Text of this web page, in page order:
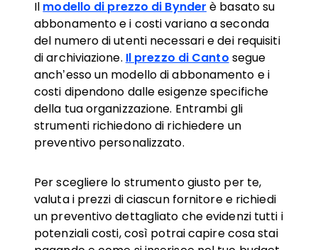
Il modello di prezzo di Bynder è basato su
abbonamento e i costi variano a seconda
del numero di utenti necessari e dei requisiti
di archiviazione. Il prezzo di Canto segue
anch’esso un modello di abbonamento e i
costi dipendono dalle esigenze specifiche
della tua organizzazione. Entrambi gli
strumenti richiedono di richiedere un
preventivo personalizzato.
Per scegliere lo strumento giusto per te,
valuta i prezzi di ciascun fornitore e richiedi
un preventivo dettagliato che evidenzi tutti i
potenziali costi, così potrai capire cosa stai